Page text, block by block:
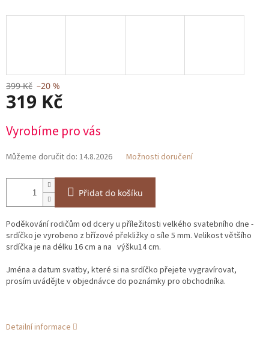
399 Kč –20 %
319 Kč
cena:
Vyrobíme pro vás
Můžeme doručit do: 14.8.2026 Možnosti doručení
Přidat do košíku
Poděkování rodičům od dcery u příležitosti velkého svatebního dne -
srdíčko je vyrobeno z břízové překližky o síle 5 mm. Velikost většího
srdíčka je na délku 16 cm a na výšku14 cm.
Jména a datum svatby, které si na srdíčko přejete vygravírovat,
prosím uvádějte v objednávce do poznámky pro obchodníka.
Detailní informace